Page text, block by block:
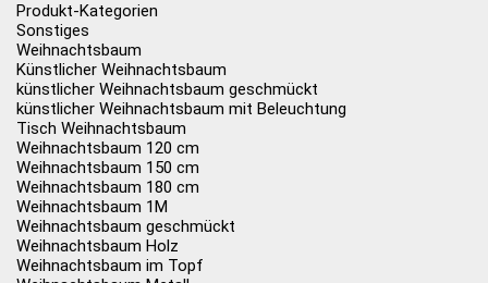
Produkt-Kategorien
Sonstiges
Weihnachtsbaum
Künstlicher Weihnachtsbaum
künstlicher Weihnachtsbaum geschmückt
künstlicher Weihnachtsbaum mit Beleuchtung
Tisch Weihnachtsbaum
Weihnachtsbaum 120 cm
Weihnachtsbaum 150 cm
Weihnachtsbaum 180 cm
Weihnachtsbaum 1M
Weihnachtsbaum geschmückt
Weihnachtsbaum Holz
Weihnachtsbaum im Topf